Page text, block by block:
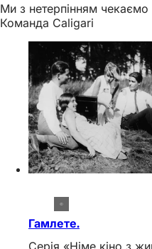
Ми з нетерпінням чекаємо
Команда Caligari
Гамлете.